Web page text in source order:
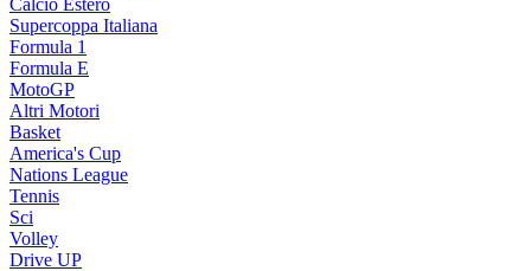
Supercoppa Italiana
Formula 1
Formula E
MotoGP
Altri Motori
Basket
America's Cup
Nations League
Tennis
Sci
Volley
Drive UP